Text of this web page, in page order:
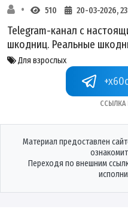
510 20-03-2026,
Telegram-канал с
шкодниц. Реальные
Для взрослых
Ссылка
Материал предоставлен
Переходя по внешним